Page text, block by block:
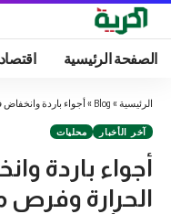
الصفحة الرئيسية اقتصاد
الرئيسية »
Blog
»أجواء باردة
آخر الأخبار محليات
أجواء باردة
الحرارة وفرص